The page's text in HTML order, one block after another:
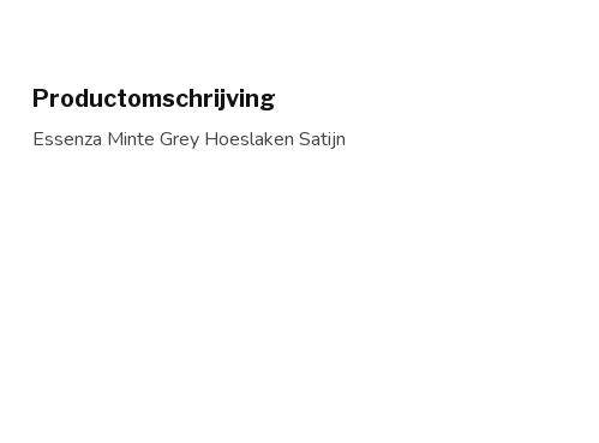
Productomschrijving
Essenza Minte Grey Hoeslaken Satijn